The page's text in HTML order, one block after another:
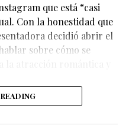
interpreta a Scott, ha
ha escuchado
la historia de su
da vida a Kip, ha
avance hasta
fue
los
que está “casi
Con la honestidad que
decidió abrir el
sobre cómo se